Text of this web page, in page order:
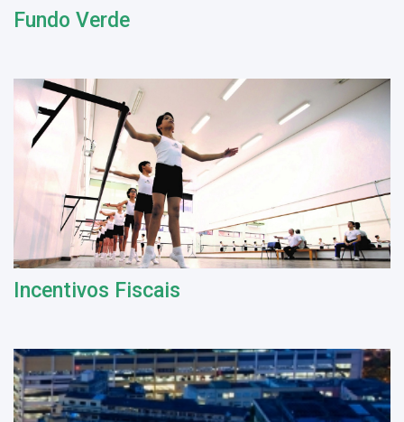
Fundo Verde
Incentivos Fiscais